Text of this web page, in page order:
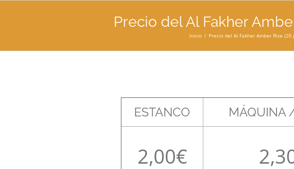
Precio del Al Fakher
Inicio Precio del Al Fakher Amber Rise (20
ESTANCO MÁQUINA
2,00